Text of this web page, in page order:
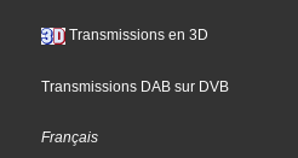
Transmissions en 3D
Transmissions DAB sur DVB
Français